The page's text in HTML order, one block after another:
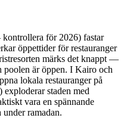
för 2026) fastar
öppettider för restauranger
märks det knappt —
poolen är öppen. I Kairo och
lokala restauranger på
staden med
vara en spännande
ramadan.